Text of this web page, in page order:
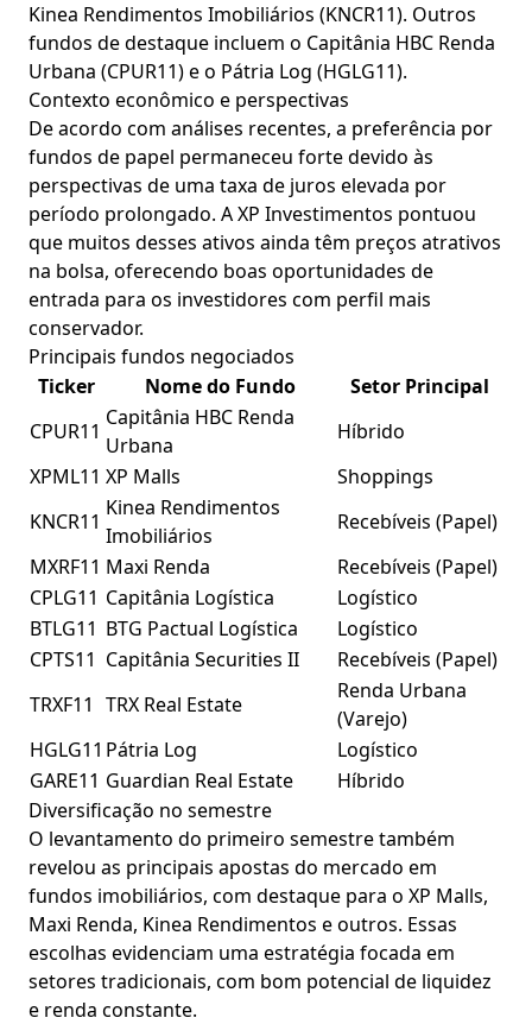
Kinea Rendimentos Imobiliários (KNCR11). Outros
fundos de destaque incluem o Capitânia HBC Renda
Urbana (CPUR11) e o Pátria Log (HGLG11).
Contexto econômico e perspectivas
De acordo com análises recentes, a preferência por
fundos de papel permaneceu forte devido às
perspectivas de uma taxa de juros elevada por
período prolongado. A XP Investimentos pontuou
que muitos desses ativos ainda têm preços atrativos
na bolsa, oferecendo boas oportunidades de
entrada para os investidores com perfil mais
conservador.
Principais fundos negociados
Ticker
Nome do Fundo
Setor Principal
CPUR11
Capitânia HBC Renda
Urbana
Híbrido
XPML11 XP Malls
Shoppings
KNCR11
Kinea Rendimentos
Imobiliários
Recebíveis (Papel)
MXRF11 Maxi Renda
Recebíveis (Papel)
CPLG11 Capitânia Logística
Logístico
BTLG11 BTG Pactual Logística
Logístico
CPTS11 Capitânia Securities II
Recebíveis (Papel)
TRXF11 TRX Real Estate
Renda Urbana
(Varejo)
HGLG11 Pátria Log
Logístico
GARE11 Guardian Real Estate
Híbrido
Diversificação no semestre
O levantamento do primeiro semestre também
revelou as principais apostas do mercado em
fundos imobiliários, com destaque para o XP Malls,
Maxi Renda, Kinea Rendimentos e outros. Essas
escolhas evidenciam uma estratégia focada em
setores tradicionais, com bom potencial de liquidez
e renda constante.